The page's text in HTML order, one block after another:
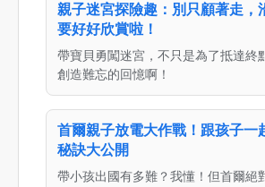
親子迷宮探險趣：別只顧著走，
要好好欣賞啦！
帶寶貝勇闖迷宮，不只是為了抵達終
創造難忘的回憶啊！
首爾親子放電大作戰！跟孩子一
秘訣大公開
帶小孩出國有多難？我懂！但首爾絕